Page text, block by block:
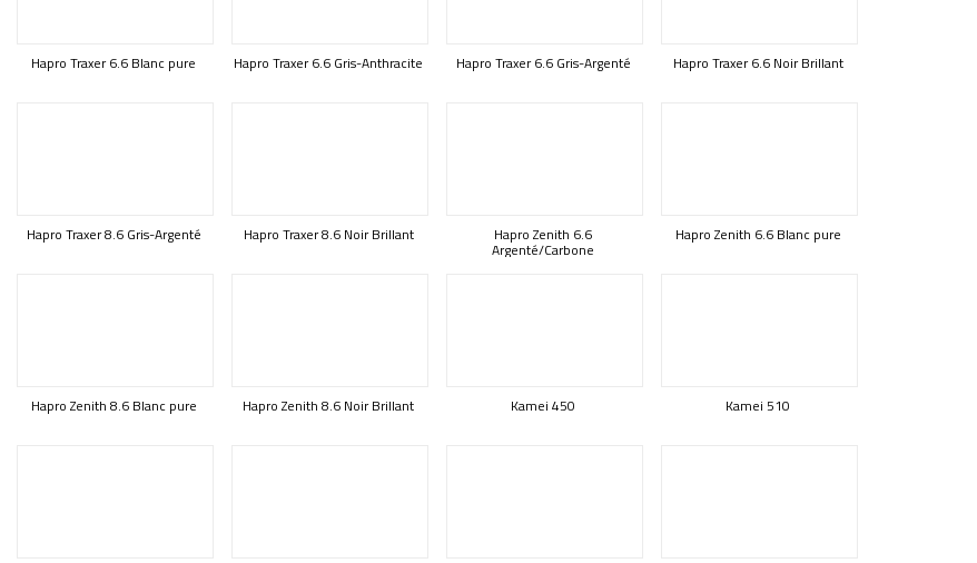
Hapro Traxer 6.6 Blanc pure Hapro Traxer 6.6 Gris-Anthracite Hapro Traxer 6.6 Gris-Argenté Hapro Traxer 6.6 Noir Brillant
Hapro Traxer 8.6 Gris-Argenté Hapro Traxer 8.6 Noir Brillant Hapro Zenith 6.6
Argenté/Carbone
Hapro Zenith 6.6 Blanc pure
Hapro Zenith 8.6 Blanc pure Hapro Zenith 8.6 Noir Brillant Kamei 450 Kamei 510